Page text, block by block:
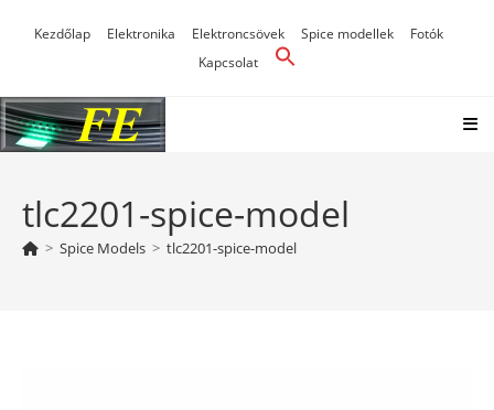
Kezdőlap Elektronika Elektroncsövek Spice modellek
Fotók
Kapcsolat
tlc2201-spice-model
> Spice Models > tlc2201-spice-model